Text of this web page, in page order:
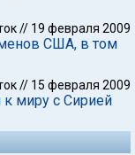
// 19 февраля 2009
США, в том
// 15 февраля 2009
миру с Сирией